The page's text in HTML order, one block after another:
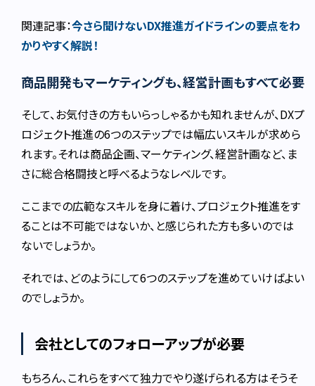
関連記事：今さら聞けないDX推進ガイドラインの要点をわ
かりやすく解説！
商品開発もマーケティングも、経営計画もすべて必要
そして、お気付きの方もいらっしゃるかも知れませんが、DXプ
ロジェクト推進の6つのステップでは幅広いスキルが求めら
れます。それは商品企画、マーケティング、経営計画など、ま
さに総合格闘技と呼べるようなレベルです。
ここまでの広範なスキルを身に着け、プロジェクト推進をす
ることは不可能ではないか、と感じられた方も多いのでは
ないでしょうか。
それでは、どのようにして6つのステップを進めていけばよい
のでしょうか。
会社としてのフォローアップが必要
もちろん、これらをすべて独力でやり遂げられる方はそうそ